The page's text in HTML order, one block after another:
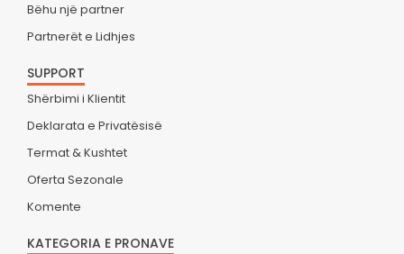
Bëhu një partner
Partnerët e Lidhjes
SUPPORT
Shërbimi i Klientit
Deklarata e Privatësisë
Termat & Kushtet
Oferta Sezonale
Komente
KATEGORIA E PRONAVE